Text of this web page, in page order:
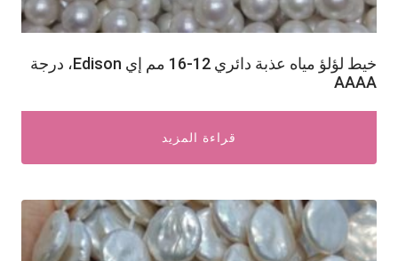
خيط لؤلؤ مياه عذبة دائري 12-16 مم إي Edison، درجة
AAAA
قراءة المزيد